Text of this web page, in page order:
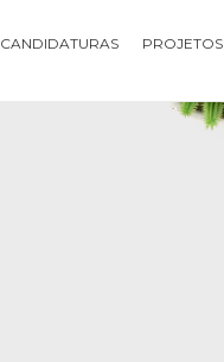
CANDIDATURAS PROJETOS